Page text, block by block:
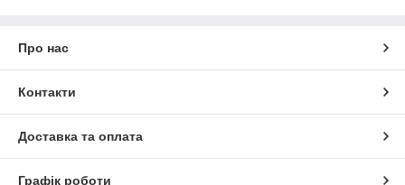
Про нас
Контакти
Доставка та оплата
Графік роботи